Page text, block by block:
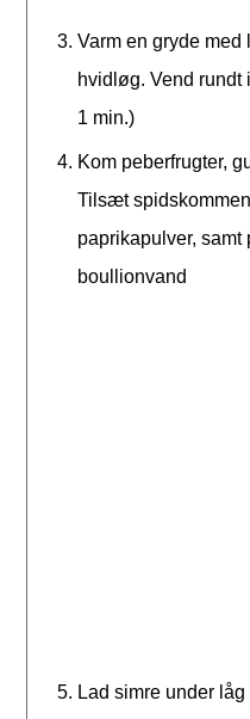
Varm en gryde
hvidløg. Vend rundt
1 min.)
Kom peberfrugter,
Tilsæt
paprikapulver, samt
boullionvand
Lad simre under